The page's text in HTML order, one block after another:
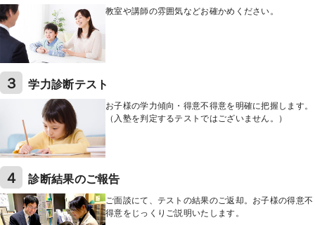
教室や講師の雰囲気などお確かめください。
３ 学力診断テスト
お子様の学力傾向・得意不得意を明確に把握します。
（入塾を判定するテストではございません。）
４ 診断結果のご報告
ご面談にて、テストの結果のご返却。お子様の得意不
得意をじっくりご説明いたします。